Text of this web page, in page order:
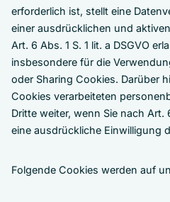
erforderlich ist, stellt eine
einer ausdrücklichen und
Art. 6 Abs. 1 S. 1 lit. a DSGVO
insbesondere für die
oder Sharing Cookies. Darüber
Cookies verarbeiteten
Dritte weiter, wenn Sie nach Art.
eine ausdrückliche Einwilligung
Folgende Cookies werden auf